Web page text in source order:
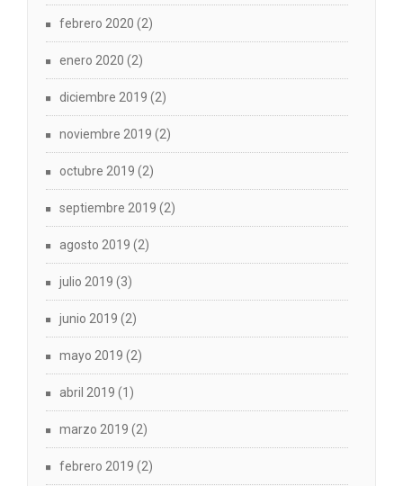
febrero 2020 (2)
enero 2020 (2)
diciembre 2019 (2)
noviembre 2019 (2)
octubre 2019 (2)
septiembre 2019 (2)
agosto 2019 (2)
julio 2019 (3)
junio 2019 (2)
mayo 2019 (2)
abril 2019 (1)
marzo 2019 (2)
febrero 2019 (2)